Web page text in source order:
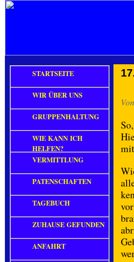
Von
STARTSEITE
WIR ÜBER UNS
GRUPPENHALTUNG
WIE KANN ICH
HELFEN?
VERMITTLUNG
PATENSCHAFTEN
TAGEBUCH
ZUHAUSE GEFUNDEN
ANFAHRT